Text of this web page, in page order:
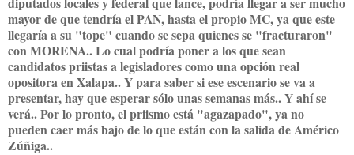
mayor de que tendría el PAN, hasta el propio MC, ya que este
llegaría a su "tope" cuando se sepa quienes se "fracturaron"
con MORENA.. Lo cual podría poner a los que sean
candidatos priistas a legisladores como una opción real
opositora en Xalapa.. Y para saber si ese escenario se va a
presentar, hay que esperar sólo unas semanas más.. Y ahí se
verá.. Por lo pronto, el priismo está "agazapado", ya no
pueden caer más bajo de lo que están con la salida de Américo
Zúñiga..